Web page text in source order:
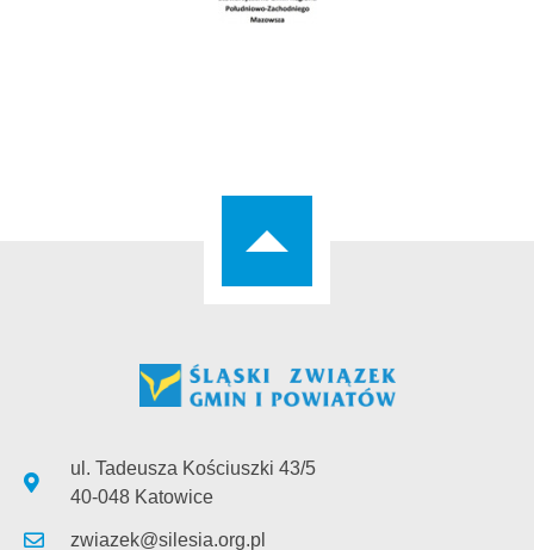
ul. Tadeusza Kościuszki 43/5
40-048 Katowice
zwiazek@silesia.org.pl